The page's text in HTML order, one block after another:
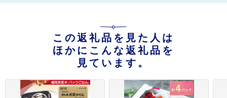
この返礼品を見た人は
ほかにこんな返礼品を
見ています。